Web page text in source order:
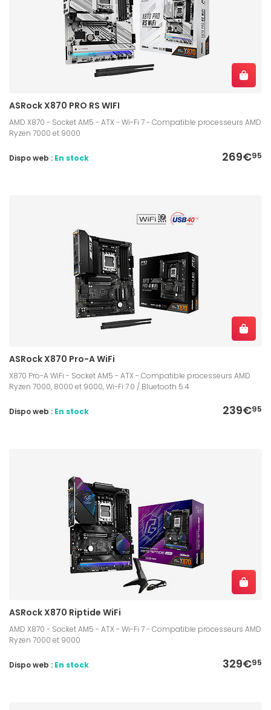
ASRock X870 PRO RS WIFI
AMD X870 - Socket AM5 - ATX - Wi-Fi 7 - Compatible processeurs AMD
Ryzen 7000 et 9000
269€95
Dispo web : En stock
ASRock X870 Pro-A WiFi
X870 Pro-A WiFi - Socket AM5 - ATX - Compatible processeurs AMD
Ryzen 7000, 8000 et 9000, Wi-Fi 7.0 / Bluetooth 5.4
239€95
Dispo web : En stock
ASRock X870 Riptide WiFi
AMD X870 - Socket AM5 - ATX - Wi-Fi 7 - Compatible processeurs AMD
Ryzen 7000 et 9000
329€95
Dispo web : En stock